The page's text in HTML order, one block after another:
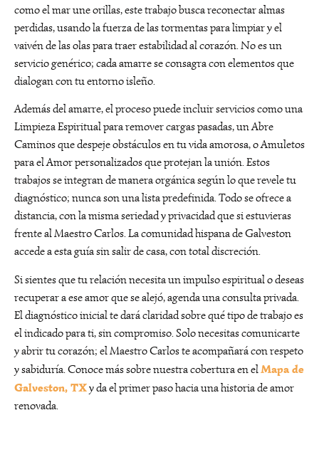
como el mar une orillas, este trabajo busca reconectar almas
perdidas, usando la fuerza de las tormentas para limpiar y el
vaivén de las olas para traer estabilidad al corazón. No es un
servicio genérico; cada amarre se consagra con elementos que
dialogan con tu entorno isleño.
Además del amarre, el proceso puede incluir servicios como una
Limpieza Espiritual para remover cargas pasadas, un Abre
Caminos que despeje obstáculos en tu vida amorosa, o Amuletos
para el Amor personalizados que protejan la unión. Estos
trabajos se integran de manera orgánica según lo que revele tu
diagnóstico; nunca son una lista predefinida. Todo se ofrece a
distancia, con la misma seriedad y privacidad que si estuvieras
frente al Maestro Carlos. La comunidad hispana de Galveston
accede a esta guía sin salir de casa, con total discreción.
Si sientes que tu relación necesita un impulso espiritual o deseas
recuperar a ese amor que se alejó, agenda una consulta privada.
El diagnóstico inicial te dará claridad sobre qué tipo de trabajo es
el indicado para ti, sin compromiso. Solo necesitas comunicarte
y abrir tu corazón; el Maestro Carlos te acompañará con respeto
y sabiduría. Conoce más sobre nuestra cobertura en elMapa de
Galveston, TXy da el primer paso hacia una historia de amor
renovada.